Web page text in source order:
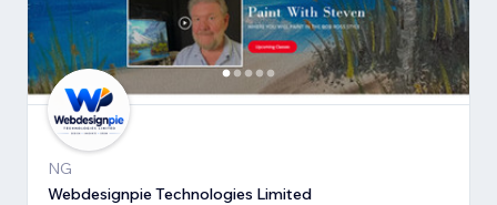
NG
Webdesignpie Technologies Limited